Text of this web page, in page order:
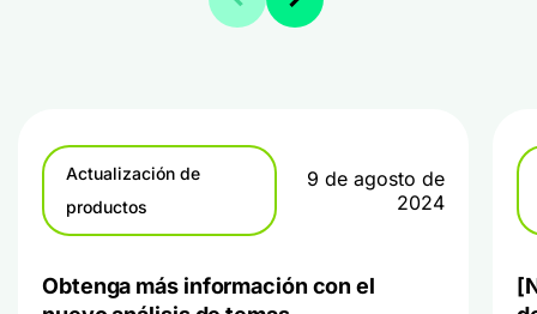
Actualización de
productos
9 de agosto de
2024
Obtenga más información con el